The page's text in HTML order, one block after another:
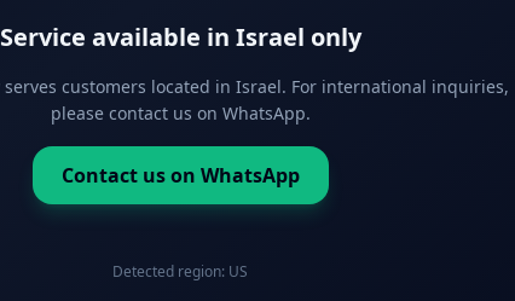
Service available in Israel only
serves customers located in Israel. For international inquiries,
please contact us on WhatsApp.
Contact us on WhatsApp
Detected region: US